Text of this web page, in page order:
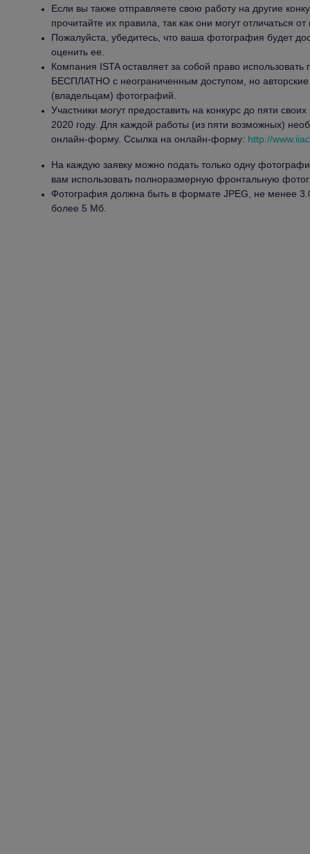
Если вы также отправляете свою работу на другие
прочитайте их правила, так как они могут отличаться
Пожалуйста, убедитесь, что ваша фотография будет
оценить ее.
Компания ISTA оставляет за собой право
БЕСПЛАТНО с неограниченным доступом, но
(владельцам) фотографий.
Участники могут предоставить на конкурс до пяти
2020 году. Для каждой работы (из пяти возможных)
онлайн-форму. Ссылка на онлайн-форму: http://
На каждую заявку можно подать только одну
вам использовать полноразмерную фронтальную
Фотография должна быть в формате JPEG, не менее
более 5 Мб.